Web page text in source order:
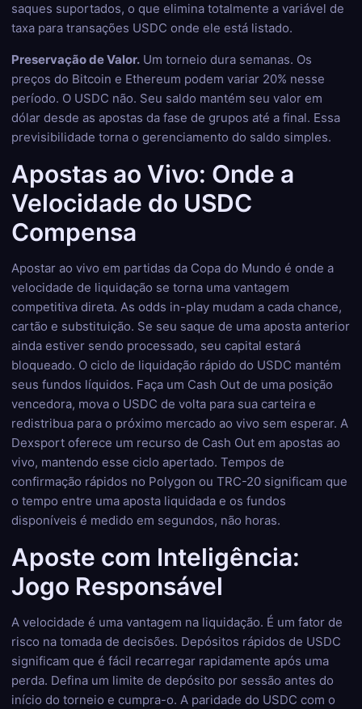
saques suportados, o que elimina totalmente a variável de
taxa para transações USDC onde ele está listado.
Preservação de Valor. Um torneio dura semanas. Os
preços do Bitcoin e Ethereum podem variar 20% nesse
período. O USDC não. Seu saldo mantém seu valor em
dólar desde as apostas da fase de grupos até a final. Essa
previsibilidade torna o gerenciamento do saldo simples.
Apostas ao Vivo: Onde a
Velocidade do USDC
Compensa
Apostar ao vivo em partidas da Copa do Mundo é onde a
velocidade de liquidação se torna uma vantagem
competitiva direta. As odds in-play mudam a cada chance,
cartão e substituição. Se seu saque de uma aposta anterior
ainda estiver sendo processado, seu capital estará
bloqueado. O ciclo de liquidação rápido do USDC mantém
seus fundos líquidos. Faça um Cash Out de uma posição
vencedora, mova o USDC de volta para sua carteira e
redistribua para o próximo mercado ao vivo sem esperar. A
Dexsport oferece um recurso de Cash Out em apostas ao
vivo, mantendo esse ciclo apertado. Tempos de
confirmação rápidos no Polygon ou TRC-20 significam que
o tempo entre uma aposta liquidada e os fundos
disponíveis é medido em segundos, não horas.
Aposte com Inteligência:
Jogo Responsável
A velocidade é uma vantagem na liquidação. É um fator de
risco na tomada de decisões. Depósitos rápidos de USDC
significam que é fácil recarregar rapidamente após uma
perda. Defina um limite de depósito por sessão antes do
início do torneio e cumpra-o. A paridade do USDC com o